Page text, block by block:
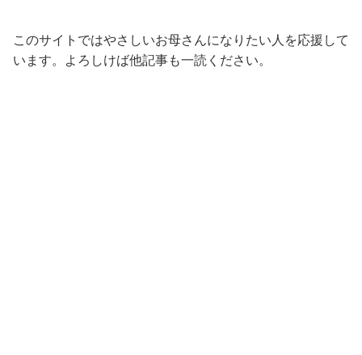
このサイトではやさしいお母さんになりたい人を応援して
います。よろしけば他記事も一読ください。